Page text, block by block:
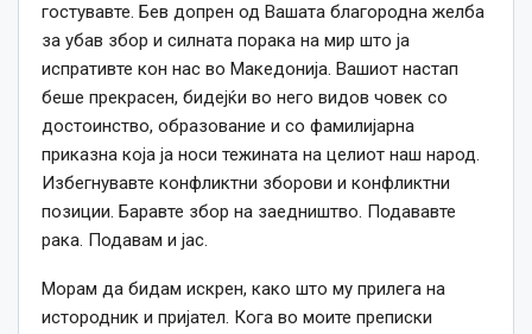
гостувавте. Бев допрен од Вашата благородна желба
за убав збор и силната порака на мир што ја
испративте кон нас во Македонија. Вашиот настап
беше прекрасен, бидејќи во него видов човек со
достоинство, образование и со фамилијарна
приказна која ја носи тежината на целиот наш народ.
Избегнувавте конфликтни зборови и конфликтни
позиции. Баравте збор на заедништво. Подававте
рака. Подавам и јас.
Морам да бидам искрен, како што му прилега на
истородник и пријател. Кога во моите преписки